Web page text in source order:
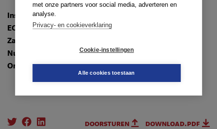
met onze partners voor social media, adverteren en
analyse.
Privacy- en cookieverklaring
Cookie-instellingen
Alle cookies toestaan
Instantie:Hof van Discipline
ECLI
ECLI:NL:TAHVD:2020:75
Zaaknummer
Nummer
: TR-2020-14239
Onderwerpen:7. Financiële aangelegenheden
doorsturen download.pdf